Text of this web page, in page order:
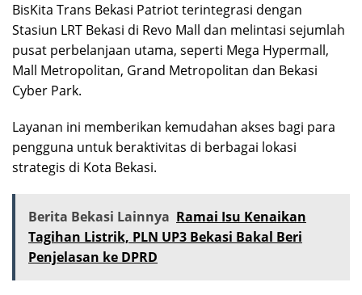
BisKita Trans Bekasi Patriot terintegrasi dengan
Stasiun LRT Bekasi di Revo Mall dan melintasi sejumlah
pusat perbelanjaan utama, seperti Mega Hypermall,
Mall Metropolitan, Grand Metropolitan dan Bekasi
Cyber Park.
Layanan ini memberikan kemudahan akses bagi para
pengguna untuk beraktivitas di berbagai lokasi
strategis di Kota Bekasi.
Berita Bekasi Lainnya Ramai Isu Kenaikan
Tagihan Listrik, PLN UP3 Bekasi Bakal Beri
Penjelasan ke DPRD